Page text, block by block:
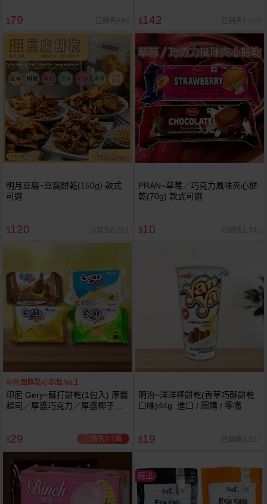
$79 已銷售846 $142 已銷售1,419
明月豆腐~豆腐餅乾(150g) 款式
可選
$120 已銷售8,001
PRAN~草莓／巧克力風味夾心餅
乾(70g) 款式可選
$10 已銷售1,341
印尼團購點心銷售No.1
印尼 Gery~蘇打餅乾(1包入) 厚醬
起司／厚醬巧克力／厚醬椰子／
$29 已銷售3.7萬
明治~洋洋棒餅乾(香草巧酥餅乾
口味)44g 進口 / 團購 / 零嘴
$19 已銷售1,527
廠出